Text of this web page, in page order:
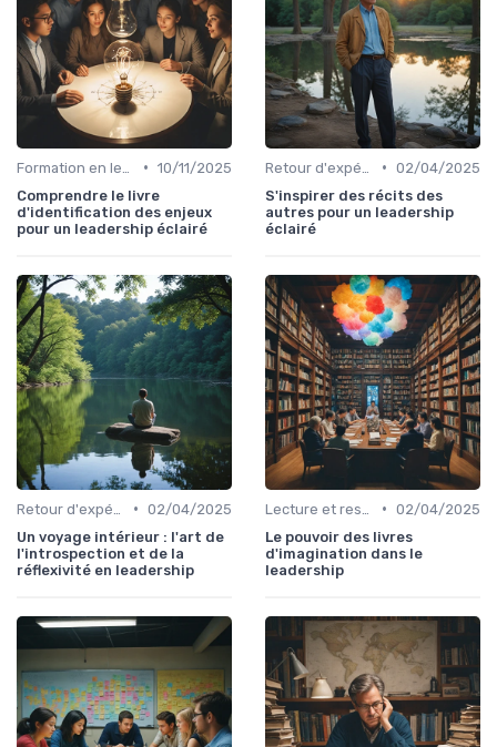
• 10/11/2025
Comprendre le livre
d'identification des enjeux
pour un leadership éclairé
• 02/04/2025
S'inspirer des récits des
autres pour un leadership
éclairé
• 02/04/2025
Un voyage intérieur : l'art de
l'introspection et de la
réflexivité en leadership
• 02/04/2025
Le pouvoir des livres
d'imagination dans le
leadership